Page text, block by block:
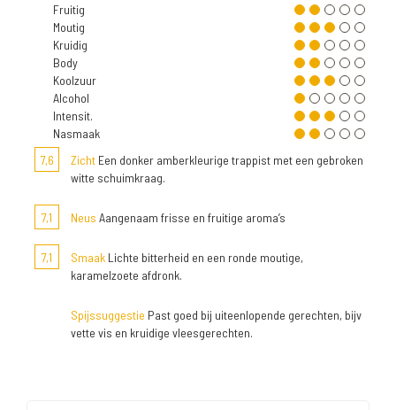
Fruitig
Moutig
Kruidig
Body
Koolzuur
Alcohol
Intensit.
Nasmaak
7,6
Zicht Een donker amberkleurige trappist met een gebroken
witte schuimkraag.
7,1 Neus Aangenaam frisse en fruitige aroma’s
7,1 Smaak Lichte bitterheid en een ronde moutige,
karamelzoete afdronk.
Spijssuggestie Past goed bij uiteenlopende gerechten, bijv
vette vis en kruidige vleesgerechten.